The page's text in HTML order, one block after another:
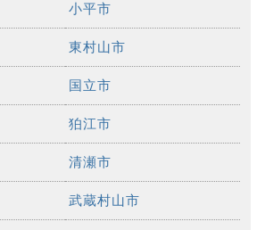
小平市
東村山市
国立市
狛江市
清瀬市
武蔵村山市